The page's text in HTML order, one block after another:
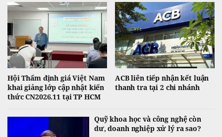
Hội Thẩm định giá Việt Nam
khai giảng lớp cập nhật kiến
thức CN2026.11 tại TP HCM
ACB liên tiếp nhận kết luận
thanh tra tại 2 chi nhánh
Quỹ khoa học và công nghệ còn
dư, doanh nghiệp xử lý ra sao?